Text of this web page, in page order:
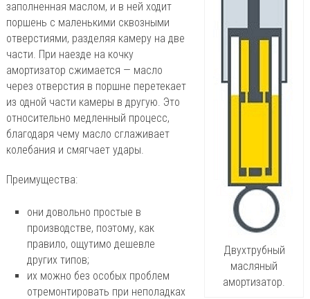
Двухтрубный
масляный
амортизатор.
заполненная маслом, и в ней ходит
поршень с маленькими сквозными
отверстиями, разделяя камеру на две
части. При наезде на кочку
амортизатор сжимается — масло
через отверстия в поршне перетекает
из одной части камеры в другую. Это
относительно медленный процесс,
благодаря чему масло сглаживает
колебания и смягчает удары.
Преимущества:
они довольно простые в
производстве, поэтому, как
правило, ощутимо дешевле
других типов;
их можно без особых проблем
отремонтировать при неполадках